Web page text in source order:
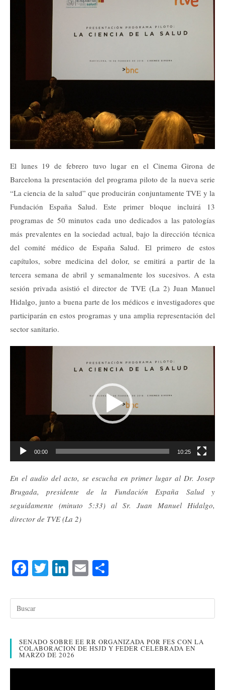
El lunes 19 de febrero tuvo lugar en el Cinema Girona de
Barcelona la presentación del programa piloto de la nueva serie
“La ciencia de la salud” que producirán conjuntamente TVE y la
Fundación España Salud. Este primer bloque incluirá 13
programas de 50 minutos cada uno dedicados a las patologías
más prevalentes en la sociedad actual, bajo la dirección técnica
del comité médico de España Salud. El primero de estos
capítulos, sobre medicina del dolor, se emitirá a partir de la
tercera semana de abril y semanalmente los sucesivos. A esta
sesión privada asistió el director de TVE (La 2) Juan Manuel
Hidalgo, junto a buena parte de los médicos e investigadores que
participarán en estos programas y una amplia representación del
sector sanitario.
00:00 10:25
En el audio del acto, se escucha en primer lugar al Dr. Josep
Brugada, presidente de la Fundación España Salud y
seguidamente (minuto 5:33) al Sr. Juan Manuel Hidalgo,
director de TVE (La 2)
Fa
bo
ok
T
tte
r
Li
ed
In
E
ailm
pa
r
SENADO SOBRE EE RR ORGANIZADA POR FES CON LA
COLABORACION DE HSJD Y FEDER CELEBRADA EN
MARZO DE 2026